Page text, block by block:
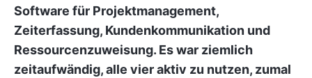
Software für Projektmanagement,
Zeiterfassung, Kundenkommunikation und
Ressourcenzuweisung. Es war ziemlich
zeitaufwändig, alle vier aktiv zu nutzen, zumal